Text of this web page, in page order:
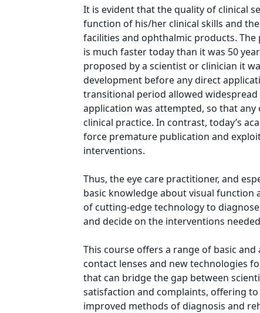
προσβασιμότητας.
It is evident that the quality of clinical
function of his/her clinical skills and
facilities and ophthalmic products.
is much faster today than it was 50
proposed by a scientist or clinician it
development before any direct
transitional period allowed
application was attempted, so that
clinical practice. In contrast, today’s
force premature publication and
interventions.
Thus, the eye care practitioner, and
basic knowledge about visual
of cutting-edge technology to
and decide on the interventions
This course offers a range of basic
contact lenses and new technologies
that can bridge the gap between
satisfaction and complaints, offering
improved methods of diagnosis and